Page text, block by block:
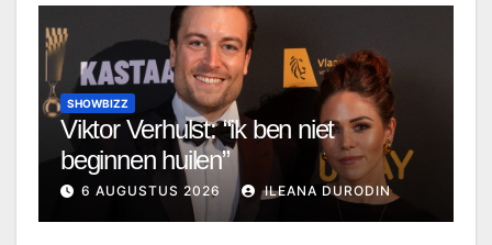
SHOWBIZZ
Viktor Verhulst: “ik ben niet
beginnen huilen”
6 AUGUSTUS 2026 ILEANA DURODIN